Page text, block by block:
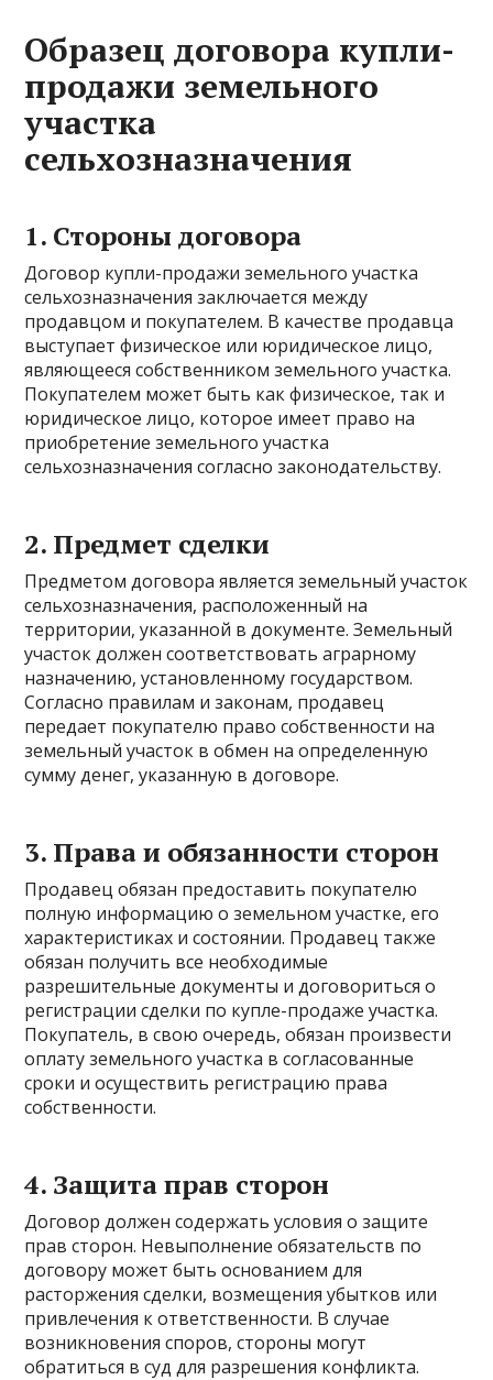
Образец договора купли-
продажи земельного
участка
сельхозназначения
1. Стороны договора
Договор купли-продажи земельного участка
сельхозназначения заключается между
продавцом и покупателем. В качестве продавца
выступает физическое или юридическое лицо,
являющееся собственником земельного участка.
Покупателем может быть как физическое, так и
юридическое лицо, которое имеет право на
приобретение земельного участка
сельхозназначения согласно законодательству.
2. Предмет сделки
Предметом договора является земельный участок
сельхозназначения, расположенный на
территории, указанной в документе. Земельный
участок должен соответствовать аграрному
назначению, установленному государством.
Согласно правилам и законам, продавец
передает покупателю право собственности на
земельный участок в обмен на определенную
сумму денег, указанную в договоре.
3. Права и обязанности сторон
Продавец обязан предоставить покупателю
полную информацию о земельном участке, его
характеристиках и состоянии. Продавец также
обязан получить все необходимые
разрешительные документы и договориться о
регистрации сделки по купле-продаже участка.
Покупатель, в свою очередь, обязан произвести
оплату земельного участка в согласованные
сроки и осуществить регистрацию права
собственности.
4. Защита прав сторон
Договор должен содержать условия о защите
прав сторон. Невыполнение обязательств по
договору может быть основанием для
расторжения сделки, возмещения убытков или
привлечения к ответственности. В случае
возникновения споров, стороны могут
обратиться в суд для разрешения конфликта.